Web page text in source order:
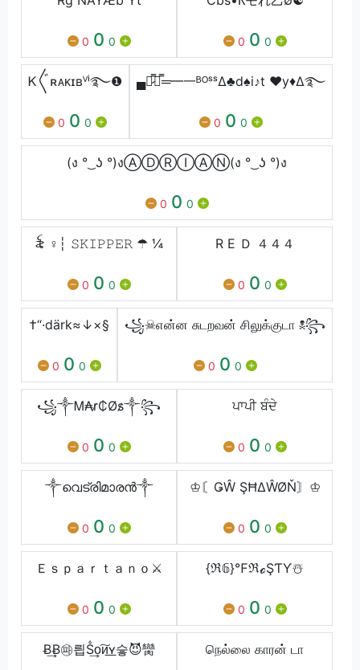
0 0 0 0 0 0
Ꮶ〲ʀᴀᴋɪʙⱽⁱ࿐❶
0 0 0
▄︻̷̿┻̿═━一ᴮᴼˢˢ∆♣d♠i♪t ♥y♦∆࿐
0 0 0
(ง ° ͜ ʖ °)งⒶⒹⓇⒾⒶⓃ(ง ° ͜ ʖ °)ง
0 0 0
꫟ ♀┆ 𝚂𝙺𝙸𝙿𝙿𝙴𝚁 ☂ ¼
0 0 0
R E Ｄ ４４４
0 0 0
†“·därk≈↓×§
0 0 0
꧁☠︎என்ன சுடறவன் சிலுக்குடா ☠꧂
0 0 0
꧁༒Ꮇ₳r̷₵Øs̷༒꧂
0 0 0
ਪਾਪੀ ਬੰਦੇ
0 0 0
༒വെട്രിമാരൻ༒
0 0 0
♔〘ǤŴ ŞĦΔŴØŇ〙♔
0 0 0
Ｅｓｐａｒｔａｎｏ⚔
0 0 0
{ℜ𝟞}℉ℜℴŞƬƳ☃️
0 0 0
Ƀ͢Ƀ㉺릡Ṧ͢ᴏ͠ᴎ͟ʏ슿😈臠 நெல்லை காரன் டா